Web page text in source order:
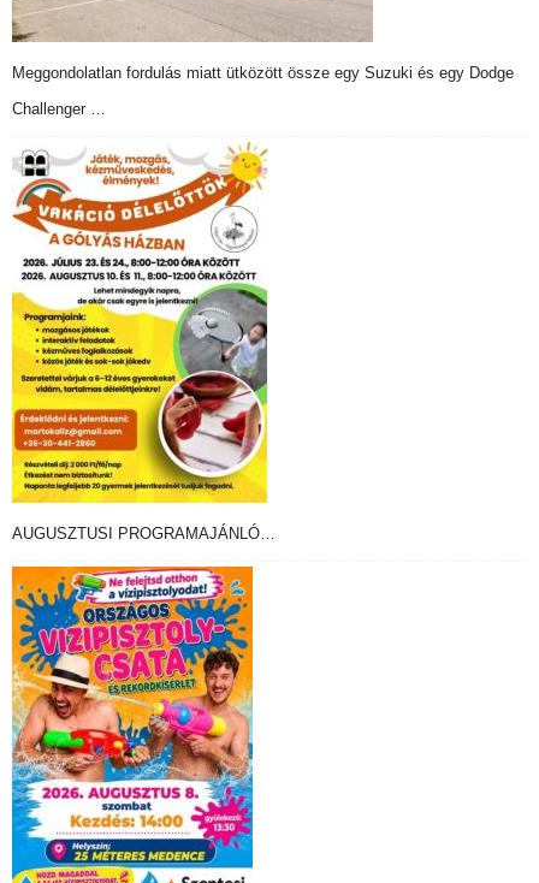
Meggondolatlan fordulás miatt ütközött össze egy Suzuki és egy Dodge
Challenger …
AUGUSZTUSI PROGRAMAJÁNLÓ…